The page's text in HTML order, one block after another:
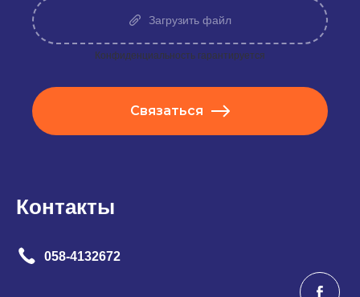
Загрузить файл
Конфиденциальность гарантируется
Связаться
Контакты
058-4132672